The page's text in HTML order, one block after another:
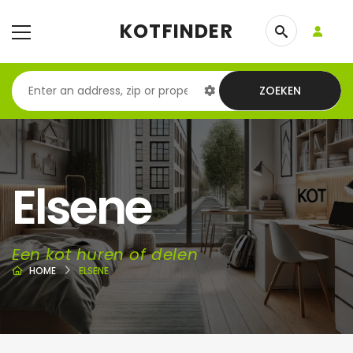
KOTFINDER
ZOEKEN
Elsene
Een kot huren of delen
HOME ELSENE